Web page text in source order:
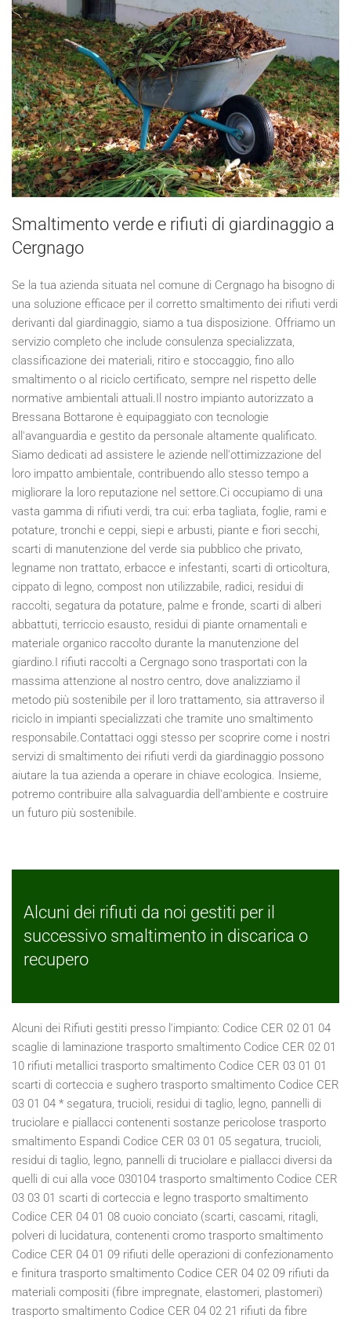
Smaltimento verde e rifiuti di giardinaggio a
Cergnago
Se la tua azienda situata nel comune di Cergnago ha bisogno di
una soluzione efficace per il corretto smaltimento dei rifiuti verdi
derivanti dal giardinaggio, siamo a tua disposizione. Offriamo un
servizio completo che include consulenza specializzata,
classificazione dei materiali, ritiro e stoccaggio, fino allo
smaltimento o al riciclo certificato, sempre nel rispetto delle
normative ambientali attuali.Il nostro impianto autorizzato a
Bressana Bottarone è equipaggiato con tecnologie
all'avanguardia e gestito da personale altamente qualificato.
Siamo dedicati ad assistere le aziende nell'ottimizzazione del
loro impatto ambientale, contribuendo allo stesso tempo a
migliorare la loro reputazione nel settore.Ci occupiamo di una
vasta gamma di rifiuti verdi, tra cui: erba tagliata, foglie, rami e
potature, tronchi e ceppi, siepi e arbusti, piante e fiori secchi,
scarti di manutenzione del verde sia pubblico che privato,
legname non trattato, erbacce e infestanti, scarti di orticoltura,
cippato di legno, compost non utilizzabile, radici, residui di
raccolti, segatura da potature, palme e fronde, scarti di alberi
abbattuti, terriccio esausto, residui di piante ornamentali e
materiale organico raccolto durante la manutenzione del
giardino.I rifiuti raccolti a Cergnago sono trasportati con la
massima attenzione al nostro centro, dove analizziamo il
metodo più sostenibile per il loro trattamento, sia attraverso il
riciclo in impianti specializzati che tramite uno smaltimento
responsabile.Contattaci oggi stesso per scoprire come i nostri
servizi di smaltimento dei rifiuti verdi da giardinaggio possono
aiutare la tua azienda a operare in chiave ecologica. Insieme,
potremo contribuire alla salvaguardia dell'ambiente e costruire
un futuro più sostenibile.
Alcuni dei rifiuti da noi gestiti per il
successivo smaltimento in discarica o
recupero
Alcuni dei Rifiuti gestiti presso l'impianto: Codice CER 02 01 04 scaglie di laminazione trasporto smaltimento Codice CER 02 01 10 rifiuti metallici trasporto smaltimento Codice CER 03 01 01 scarti di corteccia e sughero trasporto smaltimento Codice CER 03 01 04 * segatura, trucioli, residui di taglio, legno, pannelli di truciolare e piallacci contenenti sostanze pericolose trasporto smaltimento Espandi Codice CER 03 01 05 segatura, trucioli, residui di taglio, legno, pannelli di truciolare e piallacci diversi da quelli di cui alla voce 030104 trasporto smaltimento Codice CER 03 03 01 scarti di corteccia e legno trasporto smaltimento Codice CER 04 01 08 cuoio conciato (scarti, cascami, ritagli, polveri di lucidatura, contenenti cromo trasporto smaltimento Codice CER 04 01 09 rifiuti delle operazioni di confezionamento e finitura trasporto smaltimento Codice CER 04 02 09 rifiuti da materiali compositi (fibre impregnate, elastomeri, plastomeri) trasporto smaltimento Codice CER 04 02 21 rifiuti da fibre tessili grezze trasporto smaltimento Codice CER 04 02 22 rifiuti da fibre tessili lavorate trasporto smaltimento Codice CER 04 02 99 rifiuti non specificati altrimenti (limitatamente a sfridi e scarti tessili misti del confezionamento dei sedili per auto e varie misti con il ferro) trasporto smaltimento Codice CER 07 02 99 rifiuti non specificati altrimenti (limitatamente a gomma e sfridi di gomma) trasporto smaltimento Codice CER 08 03 17* toner per stampa esauriti contenenti sostanze pericolose trasporto smaltimento Codice CER 08 03 18 toner per stampa esauriti diversi da quelli di cui alla voce 080317* trasporto smaltimento Codice CER 09 01 07 carta e pellicole per fotografia, contenenti argento o composti dell' argento trasporto smaltimento Codice CER 09 01 08 carta e pellicole per fotografia, non contenenti argento o composti dell' argento trasporto smaltimento Codice CER 10 02 10 scaglie di laminazione trasporto smaltimento Codice CER 10 12 06 stampi di scarto trasporto smaltimento Codice CER 11 02 06 rifiuti della lavorazione idrometallurgica del rame, diversi da quelli di cui alla voce 110205 trasporto smaltimento Codice CER 11 05 01 zinco solido trasporto smaltimento Codice CER 11 05 02 ceneri di zinco trasporto smaltimento Codice CER 11 05 03* rifiuti solidi prodotti dal trattamento dei fumi trasporto smaltimento Codice CER 12 01 01 limatura e trucioli di metalli ferrosi trasporto smaltimento Codice CER 12 01 02 polveri e particolato di metalli ferrosi trasporto smaltimento Codice CER 12 01 03 limatura, scaglie e polveri di metalli non ferrosi trasporto smaltimento Codice CER 12 01 04 polveri e particolato di metalli non ferrosi trasporto smaltimento Codice CER 12 01 05 limatura e trucioli di materiali plastici trasporto smaltimento Codice CER 12 01 99 rifiuti non specificati altrimenti (limitatamente a carta abrasiva, dischi e mole abrasive, polvere e sabbia abrasiva) trasporto smaltimento Codice CER 13 02 04 * scarti di olio minerale per motori, ingranaggi e lubrificazione, clorurati trasporto smaltimento Codice CER 13 02 05 * scarti di olio minerale per motori, ingranaggi e lubrificazione, non clorurati trasporto smaltimento Codice CER 13 02 06* scarti di olio sintetico per motori, ingranaggi e lubrificazione trasporto smaltimento Codice CER 13 02 07* olio per motori, ingranaggi e lubrificazione, facilmente biodegradabile trasporto smaltimento Codice CER 13 02 08* altri oli per motori, ingranaggi e lubrificazione trasporto smaltimento Codice CER 15 01 01 imballaggi in carta e cartone trasporto smaltimento Codice CER 15 01 02 imballaggi in plastica trasporto smaltimento Codice CER 15 01 03 imballaggi in legno trasporto smaltimento Codice CER 15 01 04 imballaggi metallici trasporto smaltimento Codice CER 15 01 05 imballaggi compositi trasporto smaltimento Codice CER 15 01 06 imballaggi in materiali misti trasporto smaltimento Codice CER 15 01 07 imballaggi in vetro trasporto smaltimento Codice CER 15 01 09 imballaggi in materia tessile trasporto smaltimento Codice CER 15 01 10* imballaggi contenenti residui di sostanze pericolose o contaminati da tali sostanze trasporto smaltimento Codice CER 15 01 11* imballaggi metallici contenenti matrici solide porose pericolose (ad esempio amianto), compresi i contenitori a pressione vuoti trasporto smaltimento Codice CER 15 02 02* assorbenti, materiali filtranti (inclusi filtri dell'olio non specificati altrimenti), stracci e indumenti protettivi, contaminati da sostanze pericolose) trasporto smaltimento Codice CER 15 02 03 assorbenti, materiali filtranti , stracci e indumenti protettivi, diversi da quelli di cui alla voce 150202* trasporto smaltimento Codice CER 16 01 03 pneumatici fuori uso trasporto smaltimento Codice CER 16 01 06 veicoli fuori uso, non contenenti liquidi né altre componenti pericolose trasporto smaltimento Codice CER 16 01 07* filtri dell'olio trasporto smaltimento Codice CER 16 01 12 pastiglie per freni, diverse da quelle di cui alla voce 160111 trasporto smaltimento Codice CER 16 01 15 liquidi antigelo diversi da quelli di cui alla voce 160114* trasporto smaltimento Codice CER 16 01 16 serbatoi per gas liquido trasporto smaltimento Codice CER 16 01 17 metalli ferrosi trasporto smaltimento Codice CER 16 01 18 metalli non ferrosi trasporto smaltimento Codice CER 16 01 19 plastica trasporto smaltimento Codice CER 16 01 20 vetro trasporto smaltimento Codice CER 16 01 22 componenti non specificati altrimenti trasporto smaltimento Codice CER 16 02 11 * apparecchiature fuori uso, contenenti clorofluorocarburi, HCFC, HFC trasporto smaltimento Codice CER 16 02 13 * apparecchiature fuori uso, contenenti componenti pericolosi diversi da quelli di cui alle voci 160209 e 160212 trasporto smaltimento Codice CER 16 02 14 apparecchiature fuori uso, diverse da quelle di cui alle voci da 160209 a 160213 trasporto smaltimento Codice CER 16 02 15 * componenti pericolosi rimossi da apparecchiature fuori uso trasporto smaltimento Codice CER 16 02 16 componenti rimossi da apparecchiature fuori uso, diversi da quelli di cui alla voce 160215 trasporto smaltimento Codice CER 16 06 01 * batterie al piombo trasporto smaltimento Codice CER 17 01 06 * miscugli o scorie di cemento, mattoni, mattonelle e cercamiche, diverse da quelle di cui alla voce 170106 trasporto smaltimento Codice CER 17 01 07 miscugli di cemento, mattoni, mattonelle e ceramiche, diversi da quelli di cui alla voce 170106 trasporto smaltimento Codice CER 17 02 01 legno trasporto smaltimento Codice CER 17 02 02 vetro trasporto smaltimento Codice CER 17 02 03 plastica trasporto smaltimento Codice CER 17 02 04 * vetro, plastica e legno contenenti sostanze pericolose o da esse contaminati trasporto smaltimento Codice CER 17 04 01 rame, bronzo, ottone trasporto smaltimento Codice CER 17 04 02 alluminio trasporto smaltimento Codice CER 17 04 03 piombo trasporto smaltimento Codice CER 17 04 04 zinco trasporto smaltimento Codice CER 17 04 05 ferro e acciaio trasporto smaltimento Codice CER 17 04 06 stagno trasporto smaltimento Codice CER 17 04 07 metalli misti trasporto smaltimento Codice CER 17 04 09* rifiuti metallici contaminati da sostanze pericolose trasporto smaltimento Codice CER 17 04 10* cavi, impregnati di olio, di catrame di carbone o di altre sostanze pericolose trasporto smaltimento Codice CER 17 04 11 cavi, diversi da quelli di cui alla voce 170410 trasporto smaltimento Codice CER 17 06 03 * altri materiali isolanti contenenti o costituiti da sostanze pericolose trasporto smaltimento Codice CER 17 06 04 materiali isolanti diversi da quelli di cui alle voci 170601 e 170603 trasporto smaltimento Codice CER 17 06 05* materiali da costruzione contenenti amianto trasporto smaltimento Codice CER 17 08 01* materiali da costruzione a base di gesso contaminati da sostanze pericolose trasporto smaltimento Codice CER 17 08 02 materiali da costruzione a base di gesso diversi da quelli di cui alla voce 170801 trasporto smaltimento Codice CER 17 09 03* altri rifiuti dell'attività di costruzione e demolizione (compresi rifiuti misti) contenenti sostanze pericolose trasporto smaltimento Codice CER 17 09 04 rifiuti misti dell'attività di costruzione e demolizione, diversi da quelli di cui alle voci 170901, 170902 e 170903 trasporto smaltimento Codice CER 19 01 02 materiali ferrosi estratti da ceneri pesanti trasporto smaltimento Codice CER 19 10 01 rifiuti di ferro e acciaio trasporto smaltimento Codice CER 19 10 02 rifiuti di metalli non ferrosi trasporto smaltimento Codice CER 19 12 01 carta e cartone trasporto smaltimento Codice CER 19 12 03 metalli non ferrosi trasporto smaltimento Codice CER 19 12 04 plastica e gomma trasporto smaltimento Codice CER 19 12 05 vetro trasporto smaltimento Codice CER 19 12 07 legno diverso da quello di cui alla voce 191206 trasporto smaltimento Codice CER 19 12 08 prodotti tessili trasporto smaltimento Codice CER 20 01 01 carta e cartone trasporto smaltimento Codice CER 20 01 02 vetro trasporto smaltimento Codice CER 20 01 11 prodotti tessili trasporto smaltimento Codice CER 20 01 23* apparecchiature fuori uso contenenti clorofluorocarburi trasporto smaltimento Codice CER 20 01 27* vernici, inchiostri, adesivi e resine contenenti sostanze pericolose trasporto smaltimento Codice CER 20 01 28 vernici, inchiostri, adesivi e resine diversi da quelli di cui alla voce 20 01 27 trasporto smaltimento Codice CER 20 01 35* apparecchiature elettriche ed elettroniche fuori uso, diverse da quelle di cui alle voci 200121 e 200123, contenenti componenti pericolose trasporto smaltim